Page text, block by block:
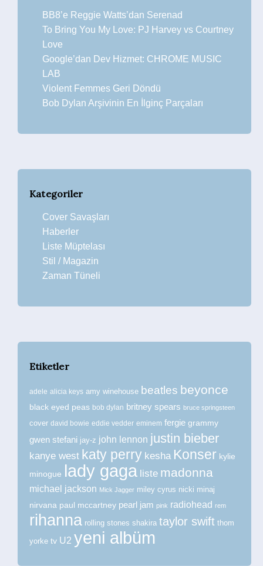
BB8’e Reggie Watts’dan Serenad
To Bring You My Love: PJ Harvey vs Courtney
Love
Google’dan Dev Hizmet: CHROME MUSIC
LAB
Violent Femmes Geri Döndü
Bob Dylan Arşivinin En İlginç Parçaları
Kategoriler
Cover Savaşları
Haberler
Liste Müptelası
Stil / Magazin
Zaman Tüneli
Etiketler
adele alicia keys amy winehouse beatles beyonce
black eyed peas bob dylan britney spears bruce springsteen
cover david bowie eddie vedder eminem fergie grammy
gwen stefani jay-z john lennon justin bieber
kanye west katy perry kesha Konser kylie
minogue lady gaga liste madonna
michael jackson Mick Jagger miley cyrus nicki minaj
nirvana paul mccartney pearl jam pink radiohead rem
rihanna rolling stones shakira taylor swift thom
yorke tv U2 yeni albüm